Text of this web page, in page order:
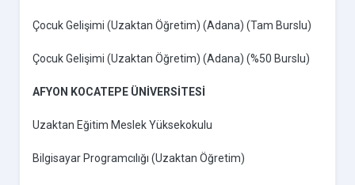
Çocuk Gelişimi (Uzaktan Öğretim) (Adana) (Tam Burslu)
Çocuk Gelişimi (Uzaktan Öğretim) (Adana) (%50 Burslu)
AFYON KOCATEPE ÜNİVERSİTESİ
Uzaktan Eğitim Meslek Yüksekokulu
Bilgisayar Programcılığı (Uzaktan Öğretim)